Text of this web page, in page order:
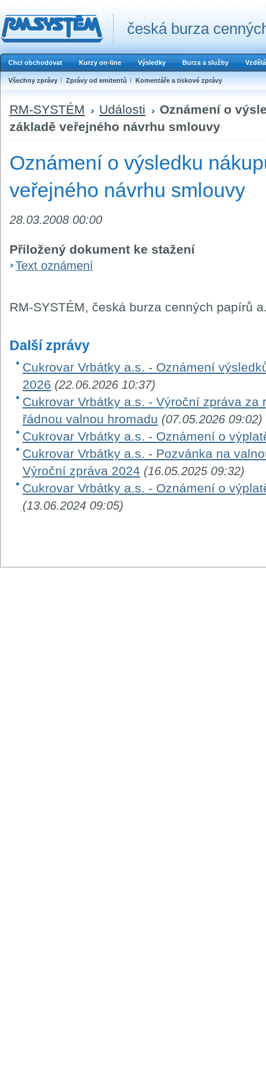
česká burza
Chci obchodovat Kurzy on-line Výsledky Burza a služby
Všechny zprávy Zprávy od emitentů Komentáře a tiskové zprávy
RM-SYSTÉM Události
Oznámení o
základě veřejného návrhu smlouvy
Oznámení o výsledku
veřejného návrhu smlouvy
28.03.2008 00:00
Přiložený dokument ke stažení
Text oznámení
RM-SYSTÉM, česká burza cenných papírů
Další zprávy
Cukrovar Vrbátky a.s. - Oznámení
2026 (22.06.2026 10:37)
Cukrovar Vrbátky a.s. - Výroční zpráva za
řádnou valnou hromadu (07.05.2026 09:02)
Cukrovar Vrbátky a.s. - Oznámení o
Cukrovar Vrbátky a.s. - Pozvánka na
Výroční zpráva 2024 (16.05.2025 09:32)
Cukrovar Vrbátky a.s. - Oznámení o
(13.06.2024 09:05)